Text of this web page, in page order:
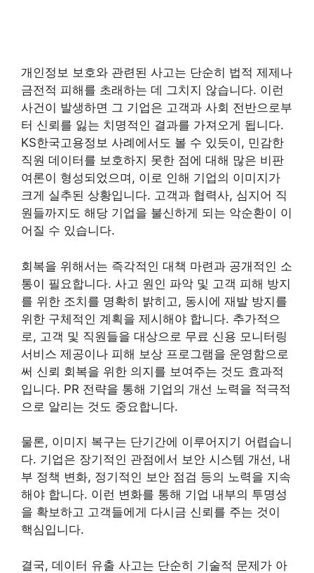
개인정보 보호와 관련된 사고는 단순히 법적 제제나
금전적 피해를 초래하는 데 그치지 않습니다. 이런
사건이 발생하면 그 기업은 고객과 사회 전반으로부
터 신뢰를 잃는 치명적인 결과를 가져오게 됩니다.
KS한국고용정보 사례에서도 볼 수 있듯이, 민감한
직원 데이터를 보호하지 못한 점에 대해 많은 비판
여론이 형성되었으며, 이로 인해 기업의 이미지가
크게 실추된 상황입니다. 고객과 협력사, 심지어 직
원들까지도 해당 기업을 불신하게 되는 악순환이 이
어질 수 있습니다.
회복을 위해서는 즉각적인 대책 마련과 공개적인 소
통이 필요합니다. 사고 원인 파악 및 고객 피해 방지
를 위한 조치를 명확히 밝히고, 동시에 재발 방지를
위한 구체적인 계획을 제시해야 합니다. 추가적으
로, 고객 및 직원들을 대상으로 무료 신용 모니터링
서비스 제공이나 피해 보상 프로그램을 운영함으로
써 신뢰 회복을 위한 의지를 보여주는 것도 효과적
입니다. PR 전략을 통해 기업의 개선 노력을 적극적
으로 알리는 것도 중요합니다.
물론, 이미지 복구는 단기간에 이루어지기 어렵습니
다. 기업은 장기적인 관점에서 보안 시스템 개선, 내
부 정책 변화, 정기적인 보안 점검 등의 노력을 지속
해야 합니다. 이런 변화를 통해 기업 내부의 투명성
을 확보하고 고객들에게 다시금 신뢰를 주는 것이
핵심입니다.
결국, 데이터 유출 사고는 단순히 기술적 문제가 아